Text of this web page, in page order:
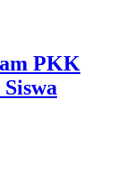
PKK